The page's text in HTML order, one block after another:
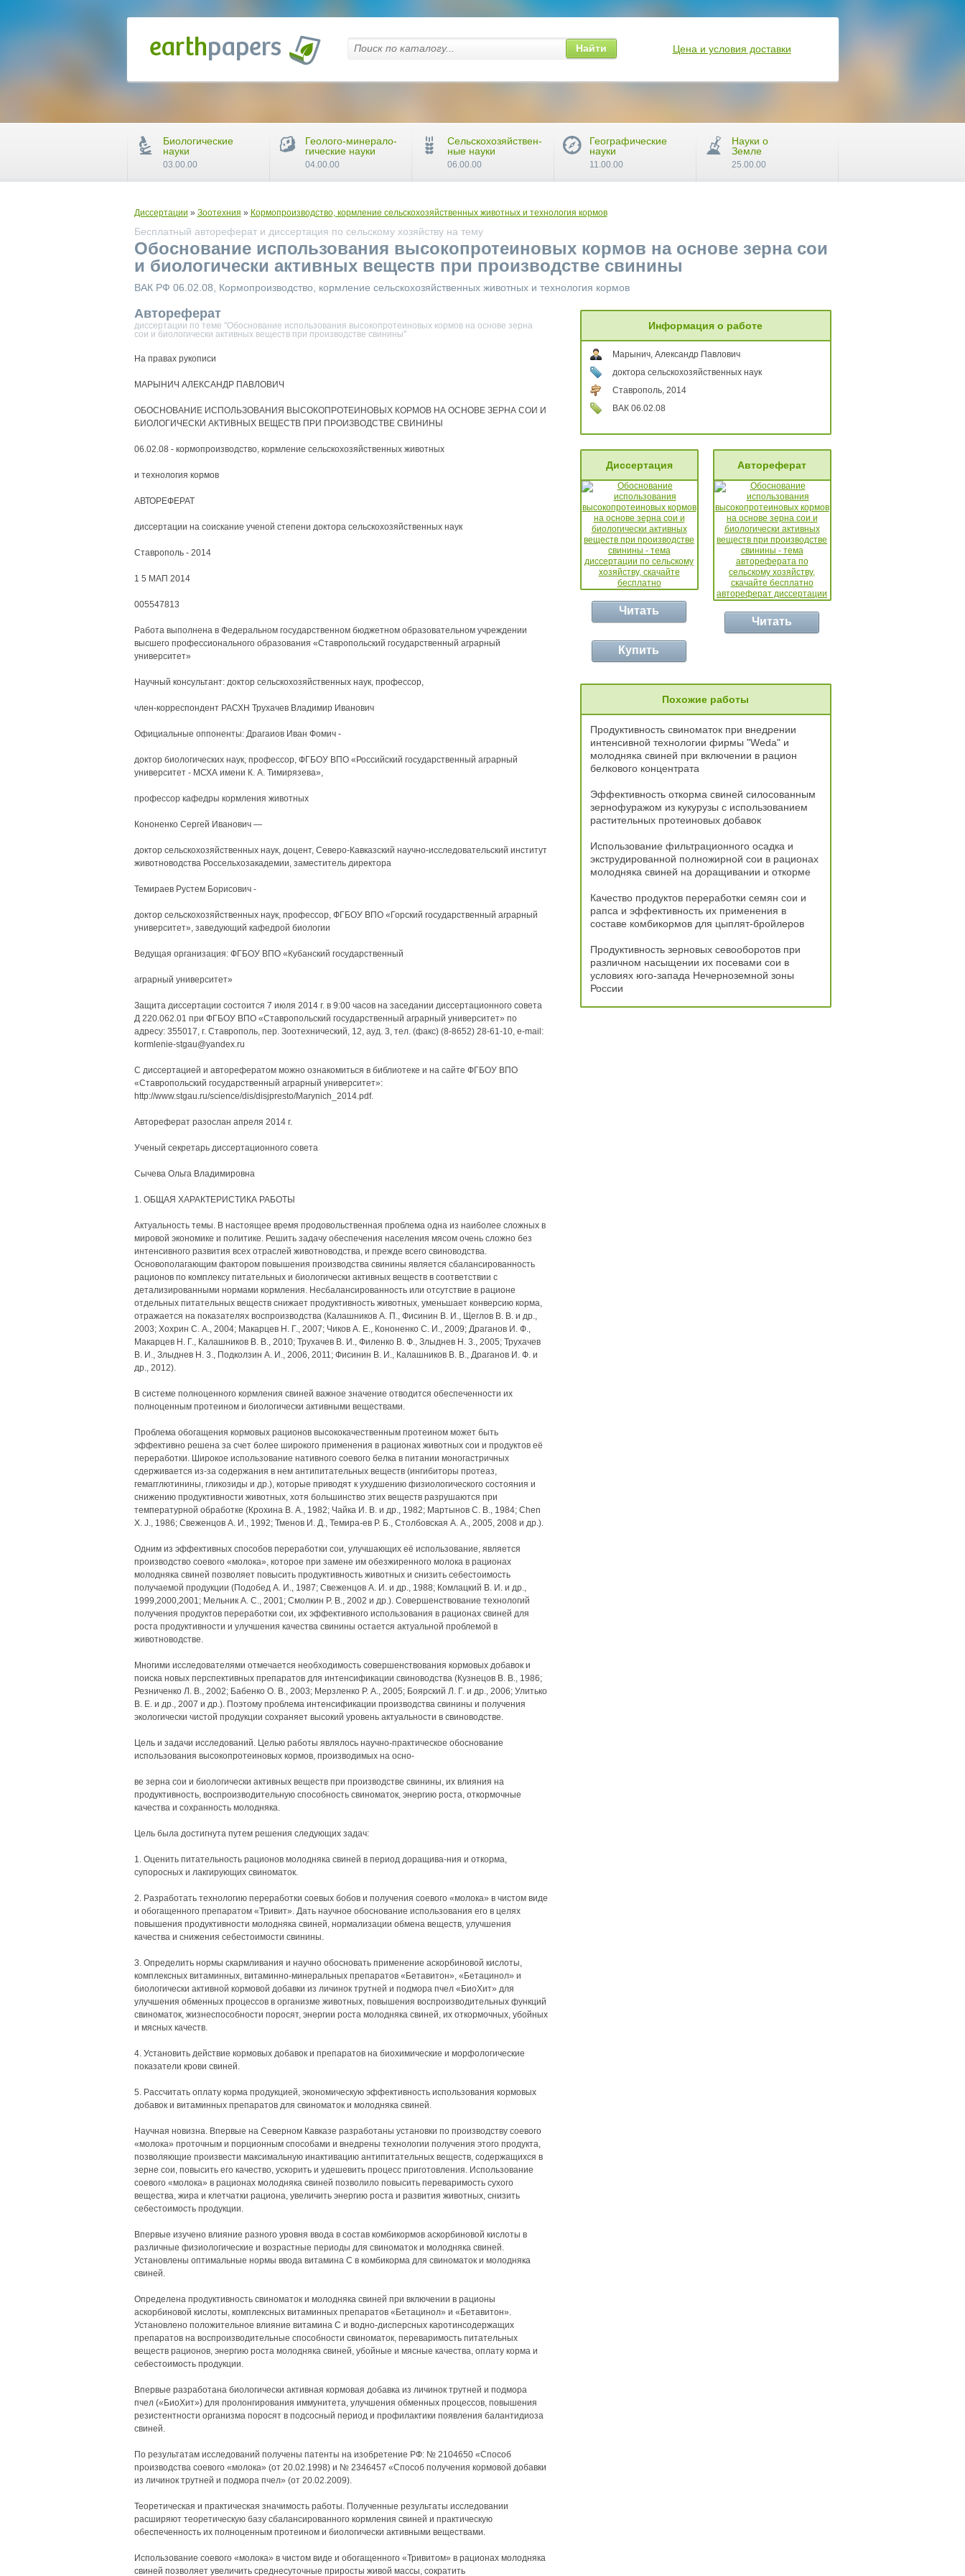
Диссертации » Зоотехния » Кормопроизводство, кормление сельскохозяйственных животных и технология кормов
Бесплатный автореферат и диссертация по сельскому хозяйству на тему
Обоснование использования высокопротеиновых кормов на основе зерна сои
и биологически активных веществ при производстве свинины
ВАК РФ 06.02.08, Кормопроизводство, кормление сельскохозяйственных животных и технология кормов
Автореферат
диссертации по теме "Обоснование использования высокопротеиновых кормов на основе зерна
сои и биологически активных веществ при производстве свинины"
На правах рукописи
МАРЫНИЧ АЛЕКСАНДР ПАВЛОВИЧ
ОБОСНОВАНИЕ ИСПОЛЬЗОВАНИЯ ВЫСОКОПРОТЕИНОВЫХ КОРМОВ НА ОСНОВЕ ЗЕРНА СОИ И
БИОЛОГИЧЕСКИ АКТИВНЫХ ВЕЩЕСТВ ПРИ ПРОИЗВОДСТВЕ СВИНИНЫ
06.02.08 - кормопроизводство, кормление сельскохозяйственных животных
и технология кормов
АВТОРЕФЕРАТ
диссертации на соискание ученой степени доктора сельскохозяйственных наук
Ставрополь - 2014
1 5 МАП 2014
005547813
Работа выполнена в Федеральном государственном бюджетном образовательном учреждении
высшего профессионального образования «Ставропольский государственный аграрный
университет»
Научный консультант: доктор сельскохозяйственных наук, профессор,
член-корреспондент РАСХН Трухачев Владимир Иванович
Официальные оппоненты: Драгаиов Иван Фомич -
доктор биологических наук, профессор, ФГБОУ ВПО «Российский государственный аграрный
университет - МСХА имени К. А. Тимирязева»,
профессор кафедры кормления животных
Кононенко Сергей Иванович —
доктор сельскохозяйственных наук, доцент, Северо-Кавказский научно-исследовательский институт
животноводства Россельхозакадемии, заместитель директора
Темираев Рустем Борисович -
доктор сельскохозяйственных наук, профессор, ФГБОУ ВПО «Горский государственный аграрный
университет», заведующий кафедрой биологии
Ведущая организация: ФГБОУ ВПО «Кубанский государственный
аграрный университет»
Защита диссертации состоится 7 июля 2014 г. в 9:00 часов на заседании диссертационного совета
Д 220.062.01 при ФГБОУ ВПО «Ставропольский государственный аграрный университет» по
адресу: 355017, г. Ставрополь, пер. Зоотехнический, 12, ауд. 3, тел. (факс) (8-8652) 28-61-10, e-mail:
kormlenie-stgau@yandex.ru
С диссертацией и авторефератом можно ознакомиться в библиотеке и на сайте ФГБОУ ВПО
«Ставропольский государственный аграрный университет»:
http://www.stgau.ru/science/dis/disjpresto/Marynich_2014.pdf.
Автореферат разослан апреля 2014 г.
Ученый секретарь диссертационного совета
Сычева Ольга Владимировна
1. ОБЩАЯ ХАРАКТЕРИСТИКА РАБОТЫ
Актуальность темы. В настоящее время продовольственная проблема одна из наиболее сложных в
мировой экономике и политике. Решить задачу обеспечения населения мясом очень сложно без
интенсивного развития всех отраслей животноводства, и прежде всего свиноводства.
Основополагающим фактором повышения производства свинины является сбалансированность
рационов по комплексу питательных и биологически активных веществ в соответствии с
детализированными нормами кормления. Несбалансированность или отсутствие в рационе
отдельных питательных веществ снижает продуктивность животных, уменьшает конверсию корма,
отражается на показателях воспроизводства (Калашников А. П., Фисинин В. И., Щеглов В. В. и др.,
2003; Хохрин С. А., 2004; Макарцев Н. Г., 2007; Чиков А. Е., Кононенко С. И., 2009; Драганов И. Ф.,
Макарцев Н. Г., Калашников В. В., 2010; Трухачев В. И., Филенко В. Ф., Злыднев Н. 3., 2005; Трухачев
В. И., Злыднев Н. 3., Подколзин А. И., 2006, 2011; Фисинин В. И., Калашников В. В., Драганов И. Ф. и
др., 2012).
В системе полноценного кормления свиней важное значение отводится обеспеченности их
полноценным протеином и биологически активными веществами.
Проблема обогащения кормовых рационов высококачественным протеином может быть
эффективно решена за счет более широкого применения в рационах животных сои и продуктов её
переработки. Широкое использование нативного соевого белка в питании моногастричных
сдерживается из-за содержания в нем антипитательных веществ (ингибиторы протеаз,
гемагглютинины, гликозиды и др.), которые приводят к ухудшению физиологического состояния и
снижению продуктивности животных, хотя большинство этих веществ разрушаются при
температурной обработке (Крохина В. А., 1982; Чайка И. В. и др., 1982; Мартынов С. В., 1984; Chen
X. J., 1986; Свеженцов А. И., 1992; Тменов И. Д., Темира-ев Р. Б., Столбовская А. А., 2005, 2008 и др.).
Одним из эффективных способов переработки сои, улучшающих её использование, является
производство соевого «молока», которое при замене им обезжиренного молока в рационах
молодняка свиней позволяет повысить продуктивность животных и снизить себестоимость
получаемой продукции (Подобед А. И., 1987; Свеженцов А. И. и др., 1988; Комлацкий В. И. и др.,
1999,2000,2001; Мельник А. С., 2001; Смолкин Р. В., 2002 и др.). Совершенствование технологий
получения продуктов переработки сои, их эффективного использования в рационах свиней для
роста продуктивности и улучшения качества свинины остается актуальной проблемой в
животноводстве.
Многими исследователями отмечается необходимость совершенствования кормовых добавок и
поиска новых перспективных препаратов для интенсификации свиноводства (Кузнецов В. В., 1986;
Резниченко Л. В., 2002; Бабенко О. В., 2003; Мерзленко Р. А., 2005; Боярский Л. Г. и др., 2006; Улитько
В. Е. и др., 2007 и др.). Поэтому проблема интенсификации производства свинины и получения
экологически чистой продукции сохраняет высокий уровень актуальности в свиноводстве.
Цель и задачи исследований. Целью работы являлось научно-практическое обоснование
использования высокопротеиновых кормов, производимых на осно-
ве зерна сои и биологически активных веществ при производстве свинины, их влияния на
продуктивность, воспроизводительную способность свиноматок, энергию роста, откормочные
качества и сохранность молодняка.
Цель была достигнута путем решения следующих задач:
1. Оценить питательность рационов молодняка свиней в период доращива-ния и откорма,
супоросных и лакгирующих свиноматок.
2. Разработать технологию переработки соевых бобов и получения соевого «молока» в чистом виде
и обогащенного препаратом «Тривит». Дать научное обоснование использования его в целях
повышения продуктивности молодняка свиней, нормализации обмена веществ, улучшения
качества и снижения себестоимости свинины.
3. Определить нормы скармливания и научно обосновать применение аскорбиновой кислоты,
комплексных витаминных, витаминно-минеральных препаратов «Бетавитон», «Бетацинол» и
биологически активной кормовой добавки из личинок трутней и подмора пчел «БиоХит» для
улучшения обменных процессов в организме животных, повышения воспроизводительных функций
свиноматок, жизнеспособности поросят, энергии роста молодняка свиней, их откормочных, убойных
и мясных качеств.
4. Установить действие кормовых добавок и препаратов на биохимические и морфологические
показатели крови свиней.
5. Рассчитать оплату корма продукцией, экономическую эффективность использования кормовых
добавок и витаминных препаратов для свиноматок и молодняка свиней.
Научная новизна. Впервые на Северном Кавказе разработаны установки по производству соевого
«молока» проточным и порционным способами и внедрены технологии получения этого продукта,
позволяющие произвести максимальную инактивацию антипитательных веществ, содержащихся в
зерне сои, повысить его качество, ускорить и удешевить процесс приготовления. Использование
соевого «молока» в рационах молодняка свиней позволило повысить переваримость сухого
вещества, жира и клетчатки рациона, увеличить энергию роста и развития животных, снизить
себестоимость продукции.
Впервые изучено влияние разного уровня ввода в состав комбикормов аскорбиновой кислоты в
различные физиологические и возрастные периоды для свиноматок и молодняка свиней.
Установлены оптимальные нормы ввода витамина С в комбикорма для свиноматок и молодняка
свиней.
Определена продуктивность свиноматок и молодняка свиней при включении в рационы
аскорбиновой кислоты, комплексных витаминных препаратов «Бетацинол» и «Бетавитон».
Установлено положительное влияние витамина С и водно-дисперсных каротинсодержащих
препаратов на воспроизводительные способности свиноматок, переваримость питательных
веществ рационов, энергию роста молодняка свиней, убойные и мясные качества, оплату корма и
себестоимость продукции.
Впервые разработана биологически активная кормовая добавка из личинок трутней и подмора
пчел («БиоХит») для пролонгирования иммунитета, улучшения обменных процессов, повышения
резистентности организма поросят в подсосный период и профилактики появления балантидиоза
свиней.
По результатам исследований получены патенты на изобретение РФ: № 2104650 «Способ
производства соевого «молока» (от 20.02.1998) и № 2346457 «Способ получения кормовой добавки
из личинок трутней и подмора пчел» (от 20.02.2009).
Теоретическая и практическая значимость работы. Полученные результаты исследовании
расширяют теоретическую базу сбалансированного кормления свиней и практическую
обеспеченность их полноценным протеином и биологически активными веществами.
Использование соевого «молока» в чистом виде и обогащенного «Тривитом» в рационах молодняка
свиней позволяет увеличить среднесуточные приросты живой массы, сократить
Информация о работе
Марынич, Александр Павлович
доктора сельскохозяйственных наук
Ставрополь, 2014
ВАК 06.02.08
Диссертация
Читать
Автореферат
Читать
Купить
Похожие работы
Продуктивность свиноматок при внедрении
интенсивной технологии фирмы "Weda" и
молодняка свиней при включении в рацион
белкового концентрата
Эффективность откорма свиней силосованным
зернофуражом из кукурузы с использованием
растительных протеиновых добавок
Использование фильтрационного осадка и
экструдированной полножирной сои в рационах
молодняка свиней на доращивании и откорме
Качество продуктов переработки семян сои и
рапса и эффективность их применения в
составе комбикормов для цыплят-бройлеров
Продуктивность зерновых севооборотов при
различном насыщении их посевами сои в
условиях юго-запада Нечерноземной зоны
России
Найти Цена и условия доставки
Биологические
науки
03.00.00
Геолого-минерало-
гические науки
04.00.00
Сельскохозяйствен-
ные науки
06.00.00
Географические
науки
11.00.00
Науки о
Земле
25.00.00